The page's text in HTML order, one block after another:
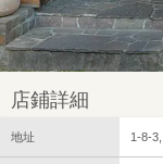
店鋪詳細
地址 1-8-